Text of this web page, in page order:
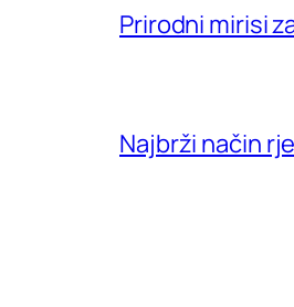
Prirodni mirisi
Najbrži način